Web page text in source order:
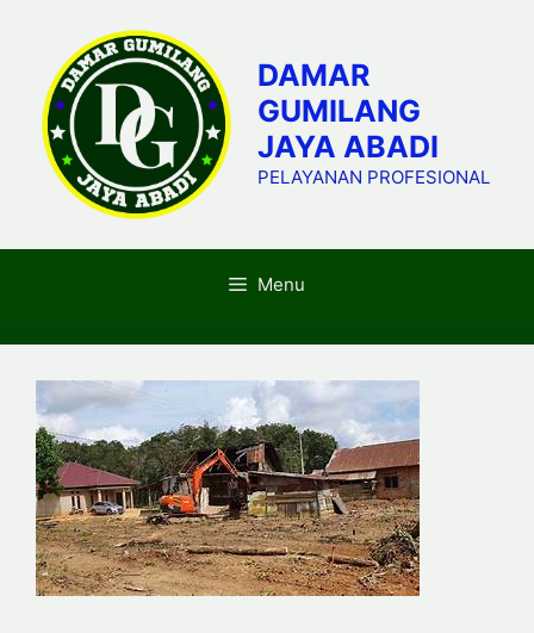
content
DAMAR
GUMILANG
JAYA ABADI
PELAYANAN PROFESIONAL
Menu